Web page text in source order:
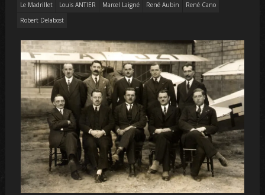
Le Madrillet
Louis ANTIER Marcel Laigné René Aubin
René Cano
Robert Delabost